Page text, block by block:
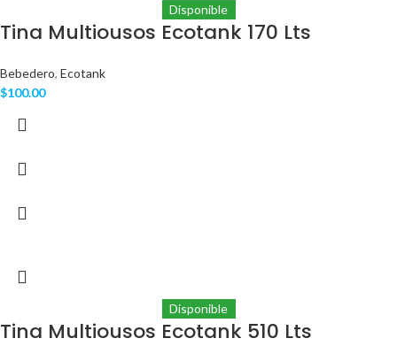
Disponible
Tina Multiousos Ecotank 170 Lts
Bebedero, Ecotank
$100.00
Disponible
Tina Multiousos Ecotank 510 Lts